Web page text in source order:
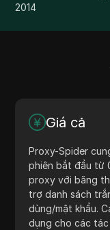
2014
Giá cả
Proxy-Spider
phiên bắt đầu từ
proxy với băng
trợ danh sách
dùng/mật khẩu.
dụng cho các